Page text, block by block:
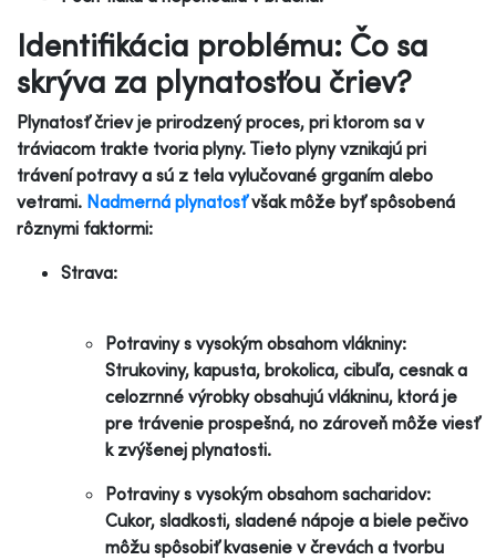
Identifikácia problému: Čo sa
skrýva za plynatosťou čriev?
Plynatosť čriev je prirodzený proces, pri ktorom sa v
tráviacom trakte tvoria plyny. Tieto plyny vznikajú pri
trávení potravy a sú z tela vylučované grganím alebo
vetrami. Nadmerná plynatosťvšak môže byť spôsobená
rôznymi faktormi:
Strava:
Potraviny s vysokým obsahom vlákniny:
Strukoviny, kapusta, brokolica, cibuľa, cesnak a
celozrnné výrobky obsahujú vlákninu, ktorá je
pre trávenie prospešná, no zároveň môže viesť
k zvýšenej plynatosti.
Potraviny s vysokým obsahom sacharidov:
Cukor, sladkosti, sladené nápoje a biele pečivo
môžu spôsobiť kvasenie v črevách a tvorbu